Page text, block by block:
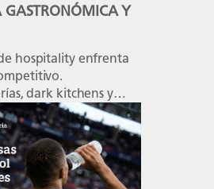
GASTRONÓMICA Y
hospitality enfrenta
dark kitchens y
capaces de ir
para tomar decisiones
y generar
inicia el 08 de
para […]